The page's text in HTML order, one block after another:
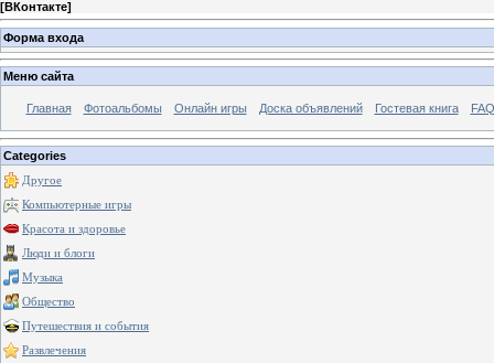
[ВКонтакте]
Форма входа
Меню сайта
Главная Фотоальбомы Онлайн игры Доска объявлений Гостевая книга
Categories
Другое
Компьютерные игры
Красота и здоровье
Люди и блоги
Музыка
Общество
Путешествия и события
Развлечения